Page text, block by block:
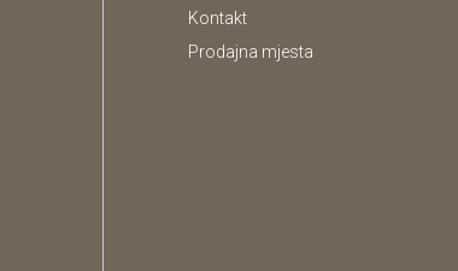
Kontakt
Prodajna mjesta